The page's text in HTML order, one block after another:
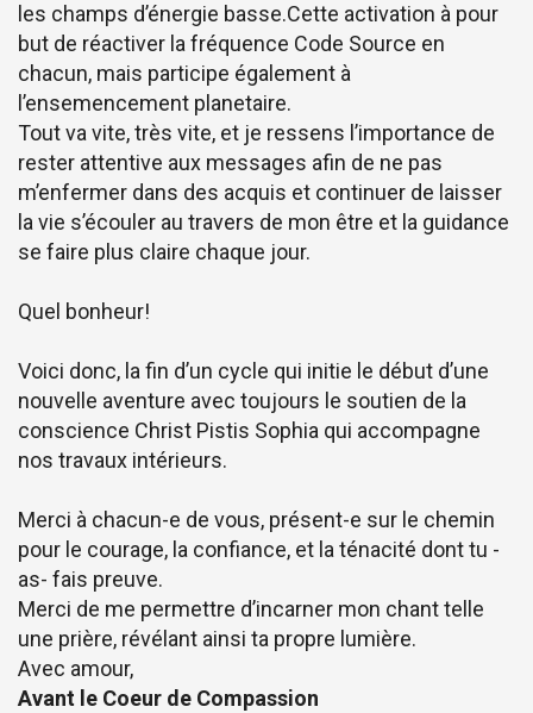
les champs d’énergie basse.Cette activation à pour
but de réactiver la fréquence Code Source en
chacun, mais participe également à
l’ensemencement planetaire.
Tout va vite, très vite, et je ressens l’importance de
rester attentive aux messages afin de ne pas
m’enfermer dans des acquis et continuer de laisser
la vie s’écouler au travers de mon être et la guidance
se faire plus claire chaque jour.
Quel bonheur!
Voici donc, la fin d’un cycle qui initie le début d’une
nouvelle aventure avec toujours le soutien de la
conscience Christ Pistis Sophia qui accompagne
nos travaux intérieurs.
Merci à chacun-e de vous, présent-e sur le chemin
pour le courage, la confiance, et la ténacité dont tu -
as- fais preuve.
Merci de me permettre d’incarner mon chant telle
une prière, révélant ainsi ta propre lumière.
Avec amour,
Avant le Coeur de Compassion